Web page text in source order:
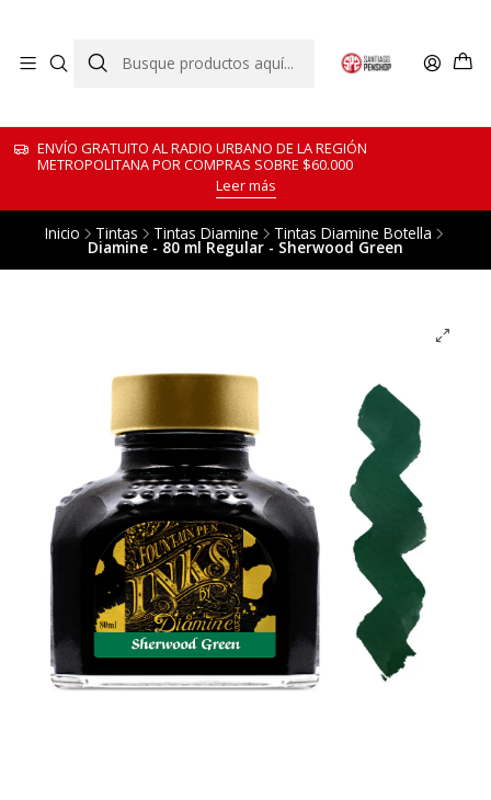
ENVÍO GRATUITO AL RADIO URBANO DE LA REGIÓN
METROPOLITANA POR COMPRAS SOBRE $60.000
Leer más
Inicio Tintas Tintas Diamine Tintas Diamine Botella
Diamine - 80 ml Regular - Sherwood Green